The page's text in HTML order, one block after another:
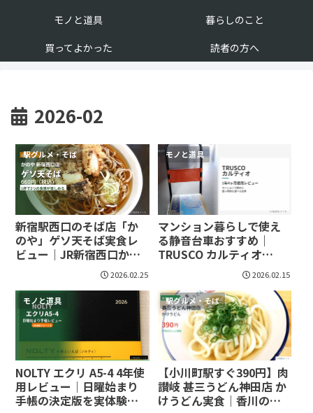
モノと道具
暮らしのこと
買ってよかった
読者の方へ
2026-02
駅グルメ・そば
新宿駅西口のそば店「か
のや」ゲソ天そば実食レ
ビュー｜JR新宿西口から
2026.02.25
モノと道具
マンション暮らしで使え
る静音台車おすすめ｜
TRUSCO カルティオ
MPK-720-W 1年4ヶ月使用
2026.02.15
モノと道具
NOLTY エクリ A5-4 4年使
用レビュー｜日曜始まり
手帳の決定版を実体験で
駅グルメ・そば
【小川町駅すぐ390円】肉
讃岐 甚三うどん神田店 か
けうどん実食｜香川の素